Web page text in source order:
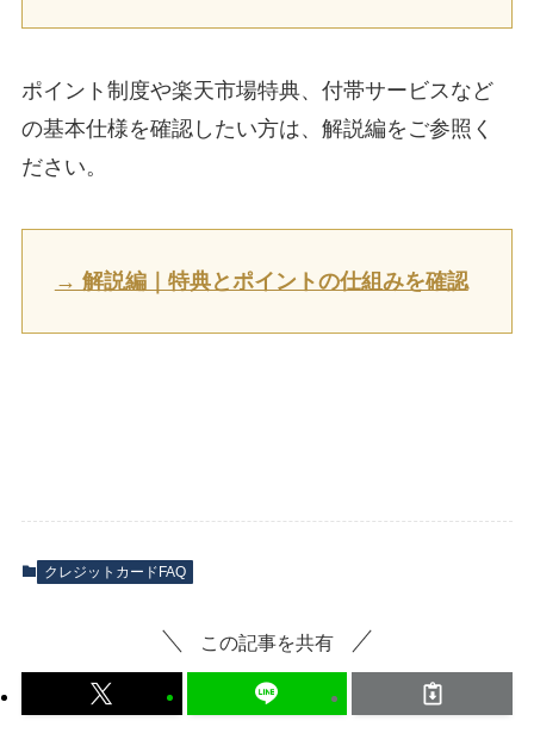
ポイント制度や楽天市場特典、付帯サービスなど
の基本仕様を確認したい方は、解説編をご参照く
ださい。
→ 解説編｜特典とポイントの仕組みを確認
クレジットカードFAQ
この記事を共有